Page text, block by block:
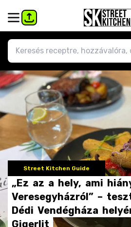
Street Kitchen Guide
„Ez az a hely, ami
Veresegyházról” –
Dédi Vendégháza
Gigerlit